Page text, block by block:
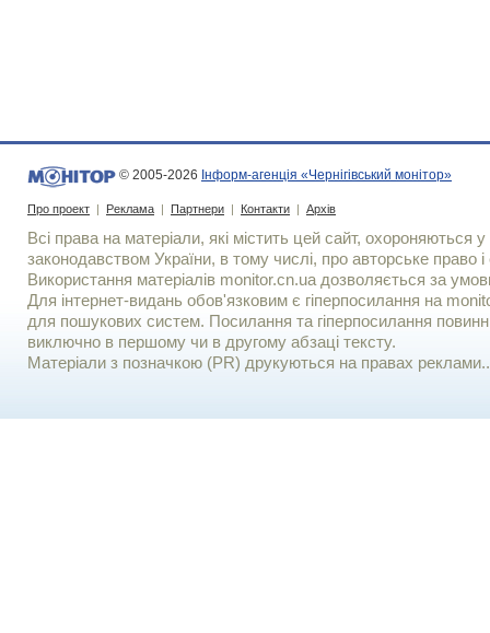
© 2005-2026 Інформ-агенція «Чернігівський монітор»
Про проект | Реклама | Партнери | Контакти | Архів
Всі права на матеріали, які містить цей сайт, охороняються у
законодавством України, в тому числі, про авторське право і
Використання матерiалiв monitor.cn.ua дозволяється за
Для iнтернет-видань обов'язковим є гiперпосилання на
для пошукових систем. Посилання та гіперпосилання
виключно в першому чи в другому абзаці тексту.
Матеріали з позначкою (PR) друкуються на правах реклами..